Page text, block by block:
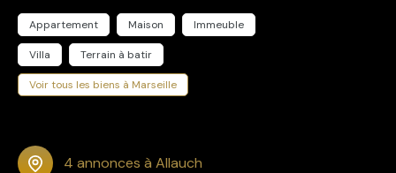
Appartement Maison Immeuble
Villa Terrain à batir
Voir tous les biens à Marseille
4 annonces à Allauch